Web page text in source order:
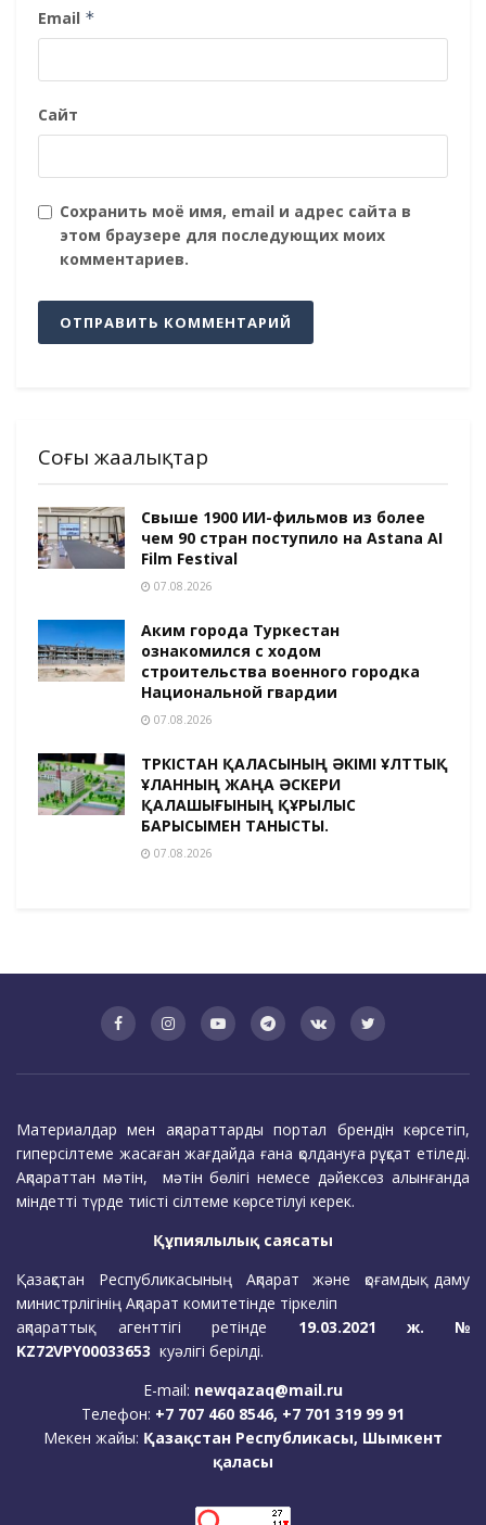
Email *
Сайт
Сохранить моё имя, email и адрес сайта в
этом браузере для последующих моих
комментариев.
Соңғы жаңалықтар
Свыше 1900 ИИ-фильмов из более
чем 90 стран поступило на Astana AI
Film Festival
07.08.2026
Аким города Туркестан
ознакомился с ходом
строительства военного городка
Национальной гвардии
07.08.2026
ТҮРКІСТАН ҚАЛАСЫНЫҢ ӘКІМІ ҰЛТТЫҚ
ҰЛАННЫҢ ЖАҢА ӘСКЕРИ
ҚАЛАШЫҒЫНЫҢ ҚҰРЫЛЫС
БАРЫСЫМЕН ТАНЫСТЫ.
07.08.2026
Материалдар мен ақпараттарды портал брендін көрсетіп,
гиперсілтеме жасаған жағдайда ғана қолдануға рұқсат етіледі.
Ақпараттан мәтін, мәтін бөлігі немесе дәйексөз алынғанда
міндетті түрде тиісті сілтеме көрсетілуі керек.
Құпиялылық саясаты
Қазақстан Республикасының Ақпарат және қоғамдық даму
министрлігінің Ақпарат комитетінде тіркеліп
ақпараттық агенттігі ретінде 19.03.2021 ж. №
KZ72VPY00033653 куәлігі берілді.
E-mail: newqazaq@mail.ru
Телефон: +7 707 460 8546, +7 701 319 99 91
Мекен жайы: Қазақстан Республикасы, Шымкент
қаласы